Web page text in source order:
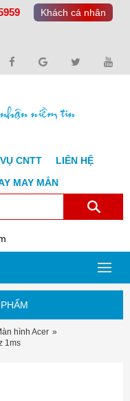
Khách cá nhân
CNTT
LIÊN HỆ
MAY MẮN
hình Acer
1ms